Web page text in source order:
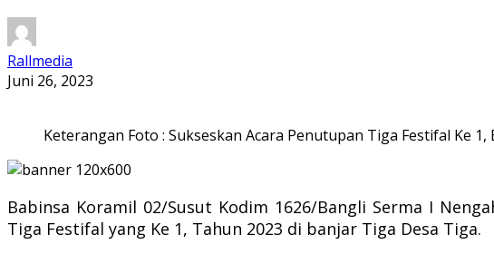
Rallmedia
Juni 26, 2023
Keterangan Foto : Sukseskan Acara Penutupan Tiga Festifal Ke
Babinsa Koramil 02/Susut Kodim 1626/Bangli Serma I
Tiga Festifal yang Ke 1, Tahun 2023 di banjar Tiga Desa Tiga.